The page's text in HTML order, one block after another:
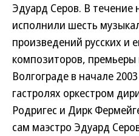
Эдуард Серов. В течение
исполнили шесть
произведений русских и
композиторов,
Волгограде в начале
гастролях оркестром
Родригес и Дирк
сам маэстро Эдуард